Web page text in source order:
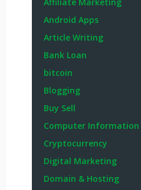
Android Apps
Article Writing
Bank Loan
bitcoin
Blogging
Buy Sell
Computer Information
Cryptocurrency
Digital Marketing
Domain & Hosting